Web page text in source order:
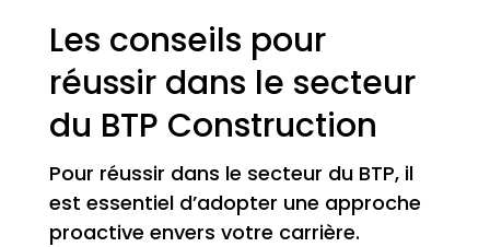
Les conseils pour
réussir dans le secteur
du BTP Construction
Pour réussir dans le secteur du BTP, il
est essentiel d’adopter une approche
proactive envers votre carrière.